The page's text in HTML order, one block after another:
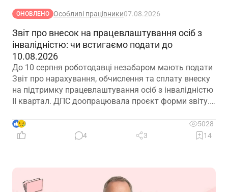
ОНОВЛЕНО Особливі працівники07.08.2026
Звіт про внесок на працевлаштування осіб з
інвалідністю: чи встигаємо подати до
10.08.2026
До 10 серпня роботодавці незабаром мають подати
Звіт про нарахування, обчислення та сплату внеску
на підтримку працевлаштування осіб з інвалідністю
ІІ квартал. ДПС доопрацювала проєкт форми звіту.
далі
9
5028
4
3 14